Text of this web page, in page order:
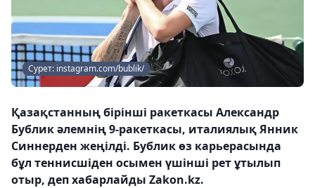
Сурет: instagram.com/bublik/
Қазақстанның бірінші ракеткасы Александр
Бублик әлемнің 9-ракеткасы, италиялық Янник
Синнерден жеңілді. Бублик өз карьерасында
бұл теннисшіден осымен үшінші рет ұтылып
отыр, деп хабарлайды Zakon.kz.